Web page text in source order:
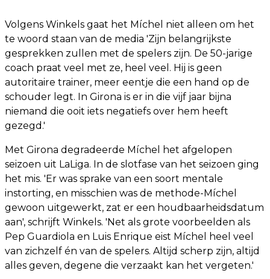
Volgens Winkels gaat het Míchel niet alleen om het
te woord staan van de media 'Zijn belangrijkste
gesprekken zullen met de spelers zijn. De 50-jarige
coach praat veel met ze, heel veel. Hij is geen
autoritaire trainer, meer eentje die een hand op de
schouder legt. In Girona is er in die vijf jaar bijna
niemand die ooit iets negatiefs over hem heeft
gezegd.'
Met Girona degradeerde Míchel het afgelopen
seizoen uit LaLiga. In de slotfase van het seizoen ging
het mis. 'Er was sprake van een soort mentale
instorting, en misschien was de methode-Míchel
gewoon uitgewerkt, zat er een houdbaarheidsdatum
aan', schrijft Winkels. 'Net als grote voorbeelden als
Pep Guardiola en Luis Enrique eist Míchel heel veel
van zichzelf én van de spelers. Altijd scherp zijn, altijd
alles geven, degene die verzaakt kan het vergeten.'